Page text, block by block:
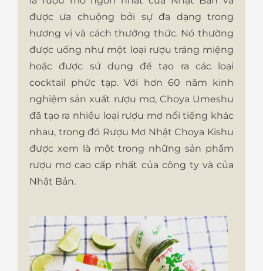
được ưa chuộng bởi sự đa dạng trong
hương vị và cách thưởng thức. Nó thường
được uống như một loại rượu tráng miệng
hoặc được sử dụng để tạo ra các loại
cocktail phức tạp. Với hơn 60 năm kinh
nghiệm sản xuất rượu mơ, Choya Umeshu
đã tạo ra nhiều loại rượu mơ nổi tiếng khác
nhau, trong đó Rượu Mơ Nhật Choya Kishu
được xem là một trong những sản phẩm
rượu mơ cao cấp nhất của công ty và của
Nhật Bản.